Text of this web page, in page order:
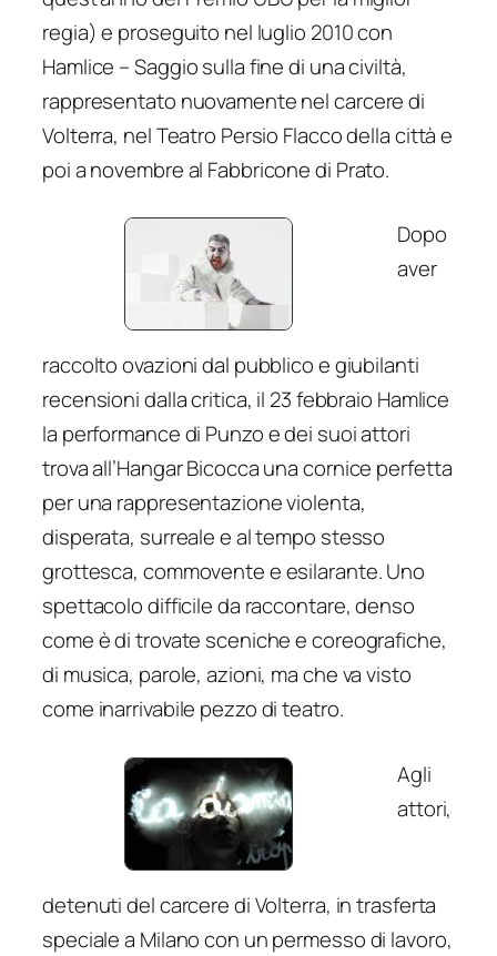
regia) e proseguito nel luglio 2010 con
Hamlice – Saggio sulla fine di una civiltà,
rappresentato nuovamente nel carcere di
Volterra, nel Teatro Persio Flacco della città e
poi a novembre al Fabbricone di Prato.
Dopo
aver
raccolto ovazioni dal pubblico e giubilanti
recensioni dalla critica, il 23 febbraio Hamlice
la performance di Punzo e dei suoi attori
trova all’Hangar Bicocca una cornice perfetta
per una rappresentazione violenta,
disperata, surreale e al tempo stesso
grottesca, commovente e esilarante. Uno
spettacolo difficile da raccontare, denso
come è di trovate sceniche e coreografiche,
di musica, parole, azioni, ma che va visto
come inarrivabile pezzo di teatro.
Agli
attori,
detenuti del carcere di Volterra, in trasferta
speciale a Milano con un permesso di lavoro,